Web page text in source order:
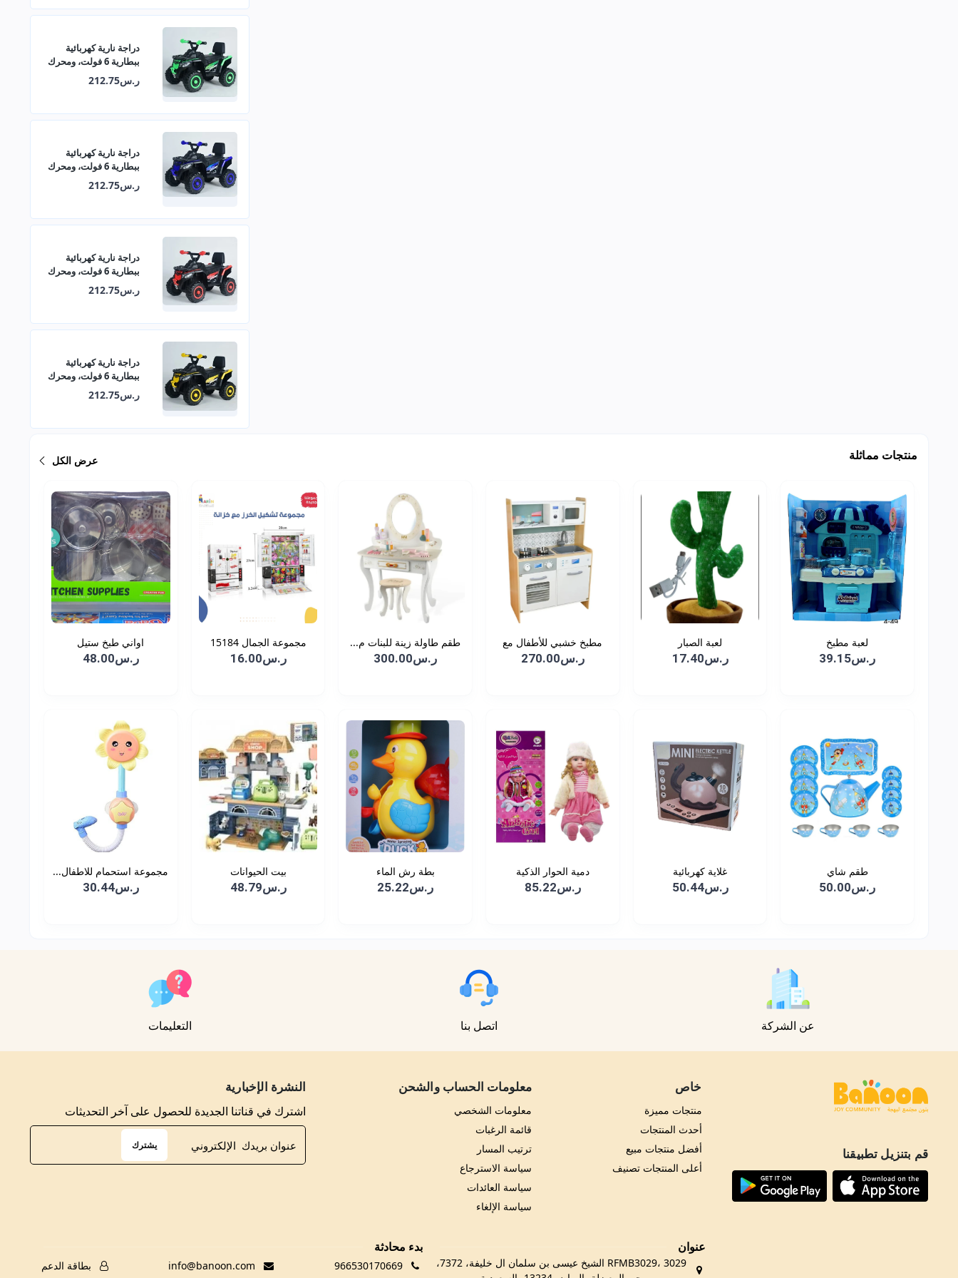
دراجة نارية كهربائية
ببطارية 6 فولت، ومحرك
380 مع موسيقى وأضواء
تعليمية 29-909
ر.س212.75
دراجة نارية كهربائية
ببطارية 6 فولت، ومحرك
380 مع موسيقى وأضواء
تعليمية 29-909
ر.س212.75
دراجة نارية كهربائية
ببطارية 6 فولت، ومحرك
380 مع موسيقى وأضواء
تعليمية 29-909
ر.س212.75
دراجة نارية كهربائية
ببطارية 6 فولت، ومحرك
380 مع موسيقى وأضواء
تعليمية 29-909
ر.س212.75
منتجات مماثلة عرض الكل
لعبة مطبخ
ر.س39.15
لعبة الصبار
ر.س17.40
مطبخ خشبي للأطفال مع
ال...ر.س270.00
طقم طاولة زينة للبنات م...
ر.س300.00
مجموعة الجمال 15184
ر.س16.00
اواني طبخ ستيل
ر.س48.00
طقم شاي
ر.س50.00
غلاية كهربائية
ر.س50.44
دمية الحوار الذكية
ر.س85.22
بطة رش الماء
ر.س25.22
بيت الحيوانات
ر.س48.79
مجموعة استحمام للاطفال...
ر.س30.44
عن الشركة اتصل بنا التعليمات
قم بتنزيل تطبيقنا
خاص
منتجات مميزة
أحدث المنتجات
أفضل منتجات مبيع
أعلى المنتجات تصنيف
معلومات الحساب والشحن
معلومات الشخصي
قائمة الرغبات
ترتيب المسار
سياسة الاسترجاع
سياسة العائدات
سياسة الإلغاء
النشرة الإخبارية
اشترك في قناتنا الجديدة للحصول على آخر التحديثات
يشترك
بدء محادثة
966530170669 بطاقة الدعم
عنوان
RFMB3029، 3029 الشيخ عيسى بن سلمان ال خليفة، 7372،